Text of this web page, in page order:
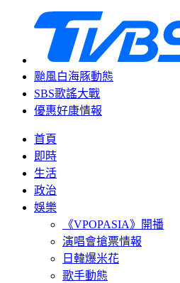
颱風白海豚動態
SBS歌謠大戰
優惠好康情報
首頁
即時
生活
政治
娛樂
《VPOPASIA》開播
演唱會搶票情報
日韓爆米花
歌手動態